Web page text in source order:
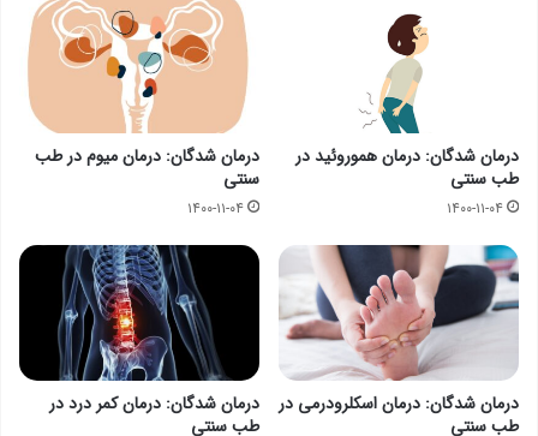
درمان شدگان: درمان هموروئید در
طب سنتی
۱۴۰۰-۱۱-۰۴
درمان شدگان: درمان میوم در طب
سنتی
۱۴۰۰-۱۱-۰۴
درمان شدگان: درمان اسکلرودرمی در
طب سنتی
درمان شدگان: درمان کمر درد در
طب سنتی